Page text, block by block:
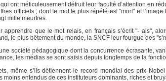
ont méticuleusement détruit leur faculté d’attention en
officiels ; dont le mot le plus répété est "mort" et
mille meurtres.
que le mot relais, en français s’écrit "- ais",
le plus bêtement du monde, la SNCF leur fourgue des
société pédagogique dont la concurrence écrasante,
les médias se sont saisis depuis longtemps de la
même s’ils détiennent le record mondial des prix
entendus de ces instituteurs dominants, riches et